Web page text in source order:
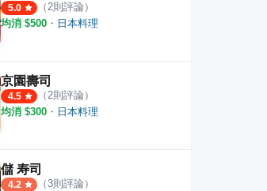
5.0 （2則評論）
均消 $500 ・ 日本料理
京園壽司
4.5 （2則評論）
均消 $300 ・ 日本料理
儲 寿司
4.2 （3則評論）